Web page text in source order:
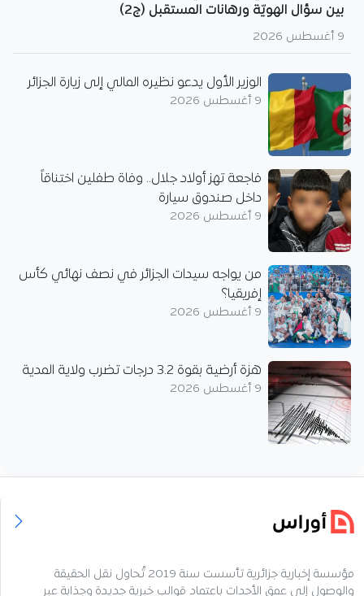
بين سؤال الهويّة ورهانات المستقبل (ج2)
9 أغسطس 2026
الوزير الأول يدعو نظيره المالي إلى زيارة الجزائر
9 أغسطس 2026
فاجعة تهز أولاد جلال.. وفاة طفلين اختناقاً
داخل صندوق سيارة
9 أغسطس 2026
من يواجه سيدات الجزائر في نصف نهائي كأس
إفريقيا؟
9 أغسطس 2026
هزة أرضية بقوة 3.2 درجات تضرب ولاية المدية
9 أغسطس 2026
مؤسسة إخبارية جزائرية تأسست سنة 2019 تُحاول نقل الحقيقة
والوصول إلى عمق الأحداث باعتماد قوالب خبرية جديدة وجذابة عبر